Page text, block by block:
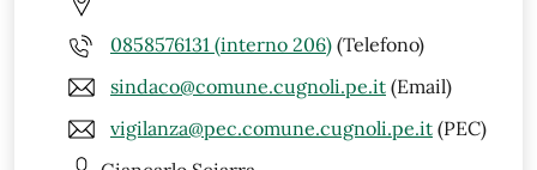
0858576131 (interno 206) (Telefono)
sindaco@comune.cugnoli.pe.it (Email)
vigilanza@pec.comune.cugnoli.pe.it (PEC)